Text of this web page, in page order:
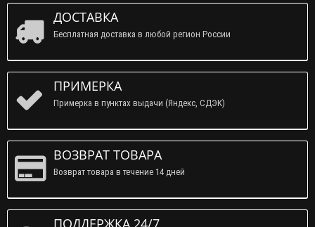
ДОСТАВКА
Бесплатная доставка в любой регион России
ПРИМЕРКА
Примерка в пунктах выдачи (Яндекс, СДЭК)
ВОЗВРАТ ТОВАРА
Возврат товара в течение 14 дней
ПОДДЕРЖКА 24/7